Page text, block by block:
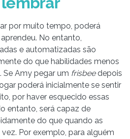
por muito tempo, poderá
No entanto,
e automatizadas são
do que habilidades menos
Se Amy pegar um frisbeedepois
poderá inicialmente se sentir
por haver esquecido essas
entanto, será capaz de
do que quando as
Por exemplo, para alguém